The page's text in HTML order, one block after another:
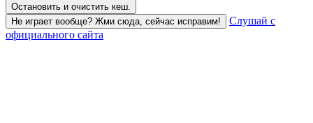
Остановить и очистить кеш.
Не играет вообще? Жми сюда, сейчас исправим!
Слушай с
официального сайта